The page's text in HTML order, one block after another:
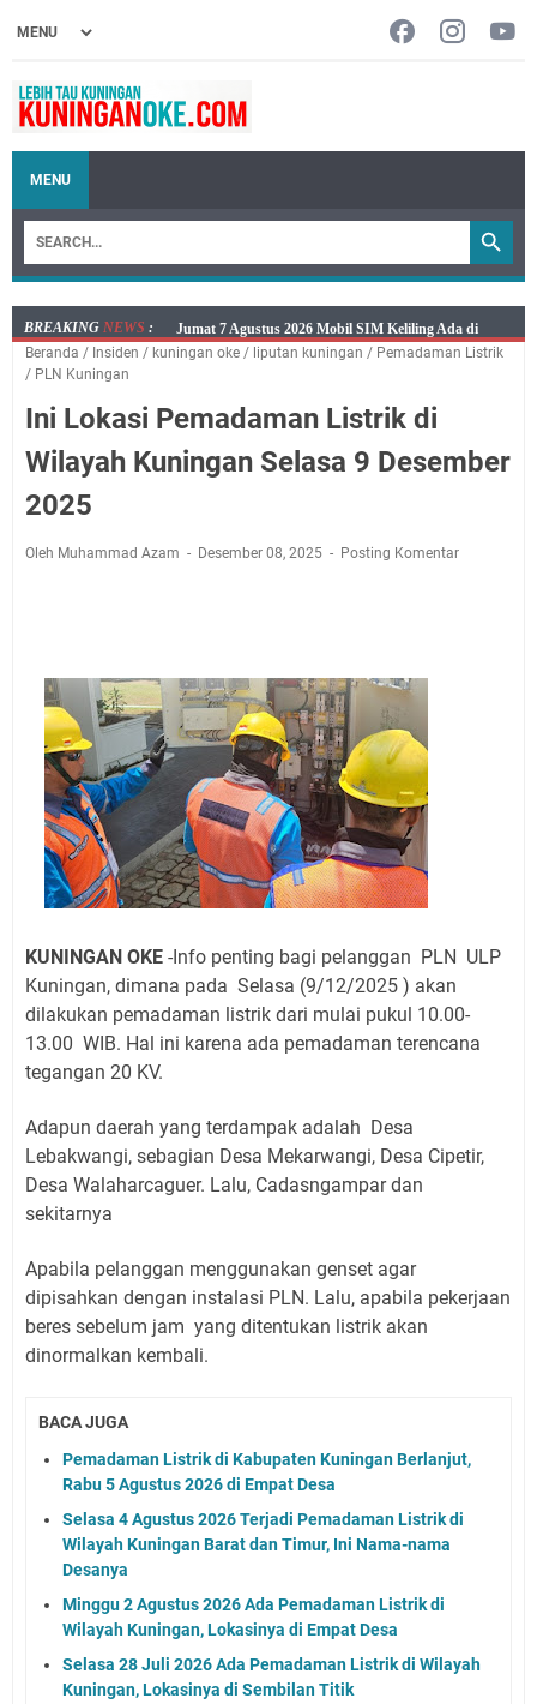
MENU
BREAKING NEWS :
Embun Pagi Jumat 8 Agustus 2026: Jika Keberkahan
Dicabut Dari Hidupmu, Kamu Akan Tetap Berjalan
Salat Lima Waktu itu Bukan Cuma Kewajiban, Tapi
juga Tempat Beristirahat yang Paling Menenangkan, Ini
Jadwal Salat Wilayah Kuningan Jumat 7 Agustus 2026
Dokumen SPMI
Sudahkah Kita Merdeka Dari Hawa Nafsu?
Info Sembako di Pasar Kepuh Kuningan Kamis 6
Agustus 2026, Daging Naik, Telur Turun
Agenda Kegiatan Bupati Kuningan Jumat 7 Agustus
2026 Ada Tiga, Tapi yang Bakal Dihadiri Hanya Satu
Ini Empat Lokasi Samsat Keliling Kuningan Jumat 7
Agustus 2026
Kecamatan Sindangagung
Beranda / Insiden / kuningan oke / liputan kuningan / Pemadaman Listrik
/ PLN Kuningan
Ini Lokasi Pemadaman Listrik di
Wilayah Kuningan Selasa 9 Desember
2025
Oleh Muhammad Azam Desember 08, 2025 Posting Komentar
KUNINGAN OKE -Info penting bagi pelanggan PLN ULP
Kuningan, dimana pada Selasa (9/12/2025 ) akan
dilakukan pemadaman listrik dari mulai pukul 10.00-
13.00 WIB. Hal ini karena ada pemadaman terencana
tegangan 20 KV.
Adapun daerah yang terdampak adalah Desa
Lebakwangi, sebagian Desa Mekarwangi, Desa Cipetir,
Desa Walaharcaguer. Lalu, Cadasngampar dan
sekitarnya
Apabila pelanggan menggunakan genset agar
dipisahkan dengan instalasi PLN. Lalu, apabila pekerjaan
beres sebelum jam yang ditentukan listrik akan
dinormalkan kembali.
BACA JUGA
Pemadaman Listrik di Kabupaten Kuningan Berlanjut,
Rabu 5 Agustus 2026 di Empat Desa
Selasa 4 Agustus 2026 Terjadi Pemadaman Listrik di
Wilayah Kuningan Barat dan Timur, Ini Nama-nama
Desanya
Minggu 2 Agustus 2026 Ada Pemadaman Listrik di
Wilayah Kuningan, Lokasinya di Empat Desa
Selasa 28 Juli 2026 Ada Pemadaman Listrik di Wilayah
Kuningan, Lokasinya di Sembilan Titik